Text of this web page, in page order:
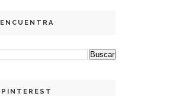
ENCUENTRA
PINTEREST